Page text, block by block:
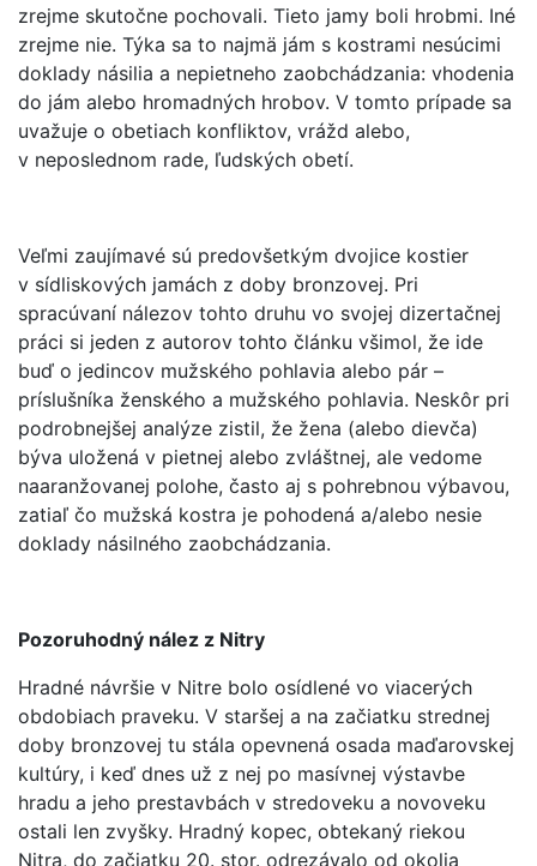
zrejme skutočne pochovali. Tieto jamy boli hrobmi. Iné
zrejme nie. Týka sa to najmä jám s kostrami nesúcimi
doklady násilia a nepietneho zaobchádzania: vhodenia
do jám alebo hromadných hrobov. V tomto prípade sa
uvažuje o obetiach konfliktov, vrážd alebo,
v neposlednom rade, ľudských obetí.
Veľmi zaujímavé sú predovšetkým dvojice kostier
v sídliskových jamách z doby bronzovej. Pri
spracúvaní nálezov tohto druhu vo svojej dizertačnej
práci si jeden z autorov tohto článku všimol, že ide
buď o jedincov mužského pohlavia alebo pár –
príslušníka ženského a mužského pohlavia. Neskôr pri
podrobnejšej analýze zistil, že žena (alebo dievča)
býva uložená v pietnej alebo zvláštnej, ale vedome
naaranžovanej polohe, často aj s pohrebnou výbavou,
zatiaľ čo mužská kostra je pohodená a/alebo nesie
doklady násilného zaobchádzania.
Pozoruhodný nález z Nitry
Hradné návršie v Nitre bolo osídlené vo viacerých
obdobiach praveku. V staršej a na začiatku strednej
doby bronzovej tu stála opevnená osada maďarovskej
kultúry, i keď dnes už z nej po masívnej výstavbe
hradu a jeho prestavbách v stredoveku a novoveku
ostali len zvyšky. Hradný kopec, obtekaný riekou
Nitra, do začiatku 20. stor. odrezávalo od okolia